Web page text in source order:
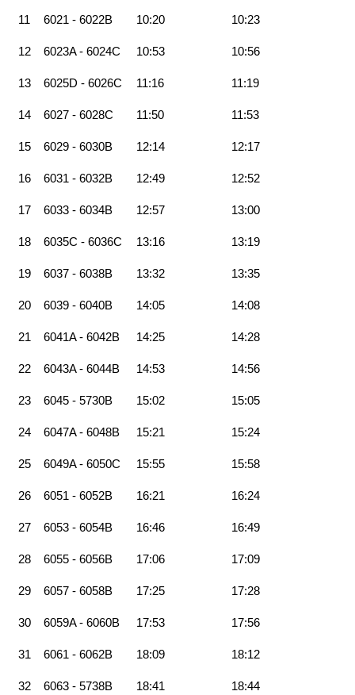
11 6021 - 6022B 10:20 10:23
12 6023A - 6024C 10:53 10:56
13 6025D - 6026C 11:16 11:19
14 6027 - 6028C 11:50 11:53
15 6029 - 6030B 12:14 12:17
16 6031 - 6032B 12:49 12:52
17 6033 - 6034B 12:57 13:00
18 6035C - 6036C 13:16 13:19
19 6037 - 6038B 13:32 13:35
20 6039 - 6040B 14:05 14:08
21 6041A - 6042B 14:25 14:28
22 6043A - 6044B 14:53 14:56
23 6045 - 5730B 15:02 15:05
24 6047A - 6048B 15:21 15:24
25 6049A - 6050C 15:55 15:58
26 6051 - 6052B 16:21 16:24
27 6053 - 6054B 16:46 16:49
28 6055 - 6056B 17:06 17:09
29 6057 - 6058B 17:25 17:28
30 6059A - 6060B 17:53 17:56
31 6061 - 6062B 18:09 18:12
32 6063 - 5738B 18:41 18:44